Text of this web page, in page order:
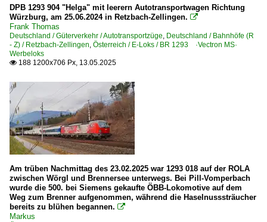
ÖBB-Produktion GmbH, Wien
Österreichische Bundesbahnen ·ÖBB·
DPB 1293 904 "Helga" mit leerern Autotransportwagen Richtung
Würzburg, am 25.06.2024 in Retzbach-Zellingen. 
Frank Thomas
Deutschland / Güterverkehr / Autotransportzüge, Deutschland / Bahnhöfe (R
- Z) / Retzbach-Zellingen, Österreich / E-Loks / BR 1293 ·Vectron MS·
Werbeloks
 188 1200x706 Px, 13.05.2025
Am trüben Nachmittag des 23.02.2025 war 1293 018 auf der ROLA
zwischen Wörgl und Brennersee unterwegs. Bei Pill-Vomperbach
wurde die 500. bei Siemens gekaufte ÖBB-Lokomotive auf dem
Weg zum Brenner aufgenommen, während die Haselnusssträucher
bereits zu blühen begannen. 
Markus